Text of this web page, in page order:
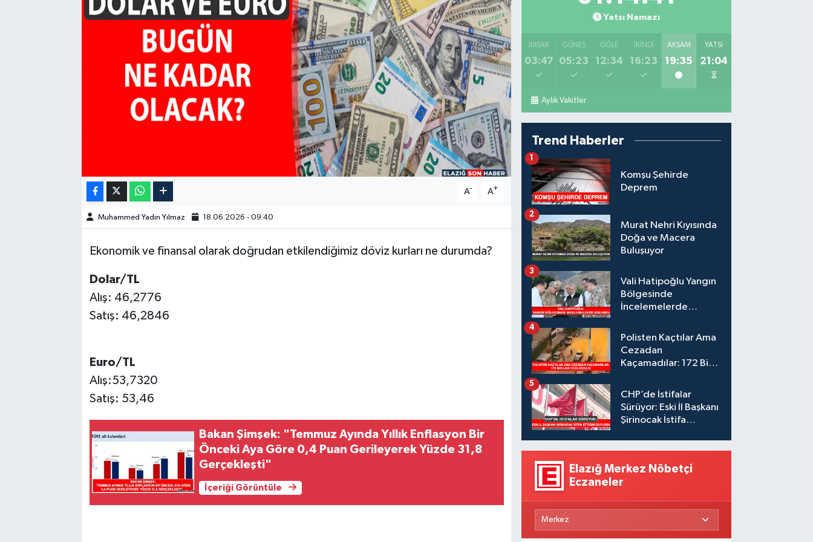
A- A+
Muhammed Yadin Yılmaz 18.06.2026 - 09:40
Ekonomik ve finansal olarak doğrudan etkilendiğimiz döviz kurları ne durumda?
Dolar/TL
Alış: 46,2776
Satış: 46,2846
Euro/TL
Alış:53,7320
Satış: 53,46
Bakan Şimşek: "Temmuz Ayında Yıllık Enflasyon Bir
Önceki Aya Göre 0,4 Puan Gerileyerek Yüzde 31,8
Gerçekleşti"
İçeriği Görüntüle
Yatsı Namazı
İMSAK
03:47
GÜNEŞ
05:23
ÖĞLE
12:34
İKINDI
16:23
AKŞAM
19:35
YATSI
21:04
Aylık Vakitler
Trend Haberler
Komşu Şehirde
Deprem
1
Murat Nehri Kıyısında
Doğa ve Macera
Buluşuyor
2
Vali Hatipoğlu Yangın
Bölgesinde
İncelemelerde
3
Polisten Kaçtılar Ama
Cezadan
Kaçamadılar: 172 Bin
4
CHP’de İstifalar
Sürüyor: Eski İl Başkanı
Şirinocak İstifa
5
Elazığ Merkez Nöbetçi
Eczaneler
ÖZEL HABER